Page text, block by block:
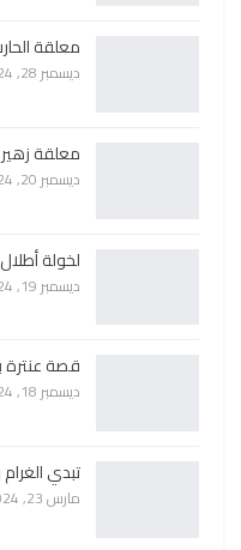
معلقة
ديسمبر 28, 2024
معلقة
ديسمبر 20, 2024
لخولة
ديسمبر 19, 2024
قصة عنترة
ديسمبر 18, 2024
تبدي
مارس 23, 2024